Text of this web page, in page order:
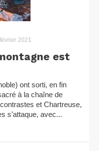
2021
est
ont sorti, en fin
à la chaîne de
et Chartreuse,
s’attaque, avec...